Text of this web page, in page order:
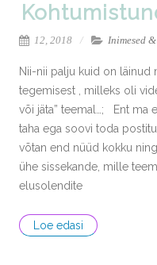
12, 2018 Inimesed
Nii-nii palju kuid on
tegemisest , milleks oli
või jäta” teemal…; Ent ma
taha ega soovi toda
võtan end nüüd kokku
ühe sissekande, mille
elusolendite
Loe edasi